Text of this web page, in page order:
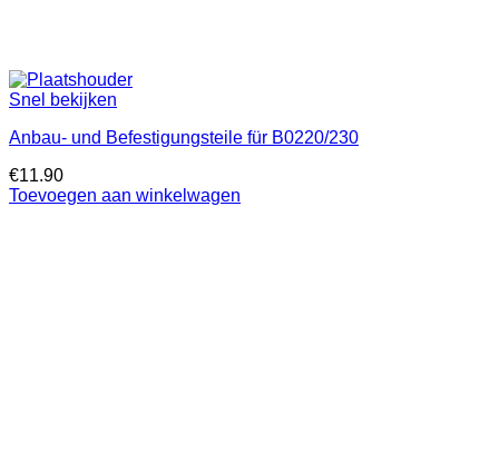
Snel bekijken
Anbau- und Befestigungsteile für B0220/230
€11.90
Toevoegen aan winkelwagen